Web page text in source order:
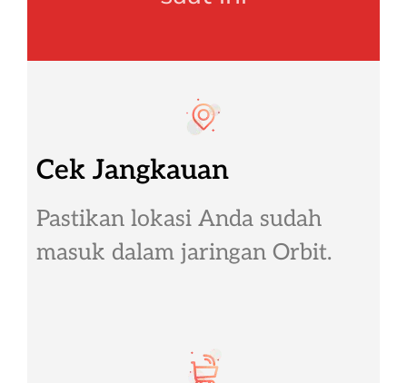
Cek Jangkauan
Pastikan lokasi Anda sudah
masuk dalam jaringan Orbit.